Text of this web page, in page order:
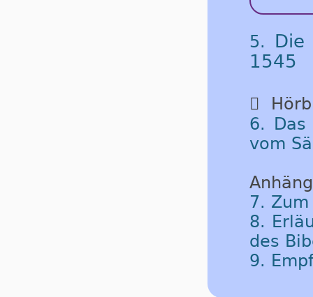
5. Die
1545

6. Das
vom
7.
8.
des
9.